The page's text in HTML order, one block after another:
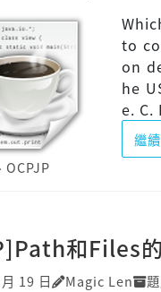
to
on
he
e. C.
繼
OCPJP
和Files
19 日 Magic Len